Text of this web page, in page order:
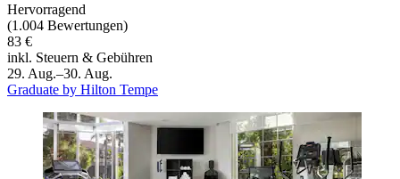
Hervorragend
(1.004 Bewertungen)
83 €
inkl. Steuern & Gebühren
29. Aug.–30. Aug.
Graduate by Hilton Tempe